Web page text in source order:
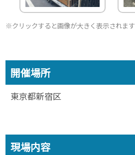
※クリックすると画像が大きく表示されます
開催場所
東京都新宿区
現場内容